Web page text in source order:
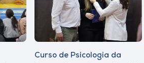
Curso de Psicologia da